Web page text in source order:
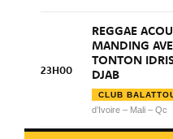
23H00
REGGAE
MANDING
TONTON
DJAB
CLUB
d’Ivoire – Mali – Qc